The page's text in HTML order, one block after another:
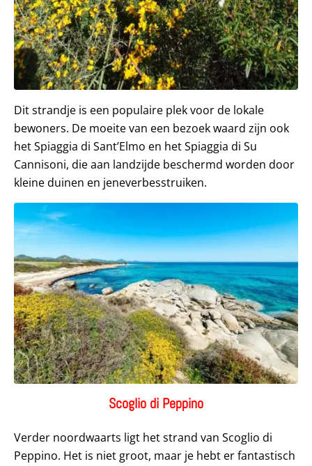
Dit strandje is een populaire plek voor de lokale
bewoners. De moeite van een bezoek waard zijn ook
het Spiaggia di Sant’Elmo en het Spiaggia di Su
Cannisoni, die aan landzijde beschermd worden door
kleine duinen en jeneverbesstruiken.
Scoglio di Peppino
Verder noordwaarts ligt het strand van Scoglio di
Peppino. Het is niet groot, maar je hebt er fantastisch